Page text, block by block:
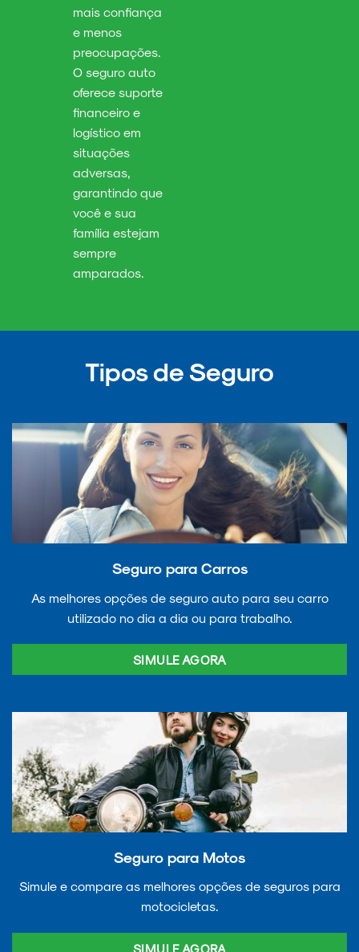
mais confiança
e menos
preocupações.
O seguro auto
oferece suporte
financeiro e
logístico em
situações
adversas,
garantindo que
você e sua
família estejam
sempre
amparados.
Tipos de Seguro
Seguro para Carros
As melhores opções de seguro auto para seu carro
utilizado no dia a dia ou para trabalho.
SIMULE AGORA
Seguro para Motos
Simule e compare as melhores opções de seguros para
motocicletas.
SIMULE AGORA